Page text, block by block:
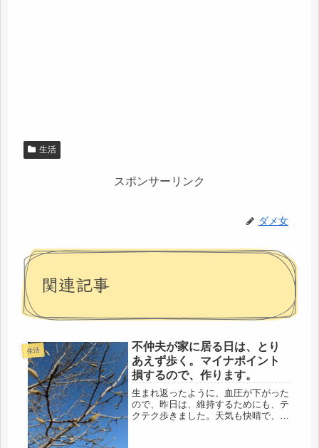
生活
スポンサーリンク
ダメ女
関連記事
生活
不仲夫が家に居る日は、とり
あえず歩く。マイナポイント
損するので、作ります。
生まれ返ったように、血圧が下がった
ので、昨日は、維持するためにも、テ
クテク歩きました。天気も快晴で、汗